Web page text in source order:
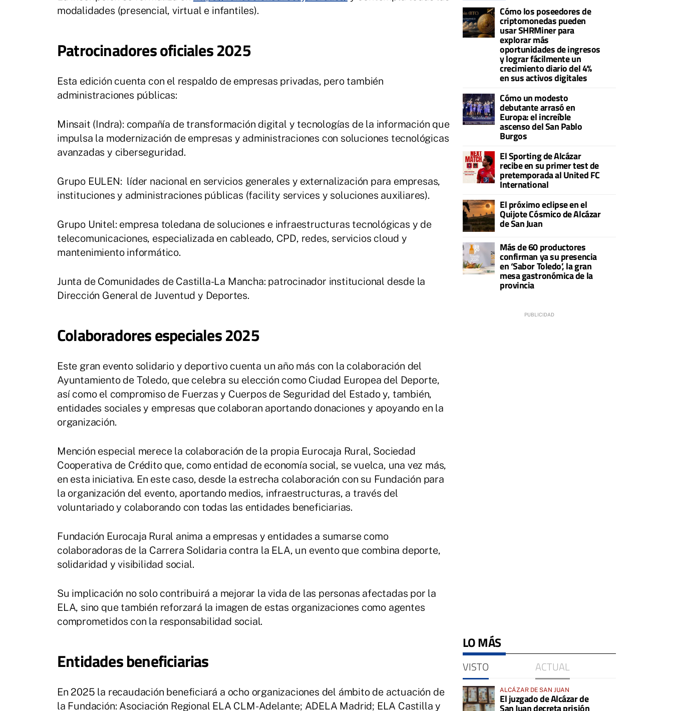
modalidades (presencial, virtual e infantiles).
Patrocinadores oficiales 2025
Esta edición cuenta con el respaldo de empresas privadas, pero también
administraciones públicas:
Minsait (Indra): compañía de transformación digital y tecnologías de la información que
impulsa la modernización de empresas y administraciones con soluciones tecnológicas
avanzadas y ciberseguridad.
Grupo EULEN: líder nacional en servicios generales y externalización para empresas,
instituciones y administraciones públicas (facility services y soluciones auxiliares).
Grupo Unitel: empresa toledana de soluciones e infraestructuras tecnológicas y de
telecomunicaciones, especializada en cableado, CPD, redes, servicios cloud y
mantenimiento informático.
Junta de Comunidades de Castilla-La Mancha: patrocinador institucional desde la
Dirección General de Juventud y Deportes.
Colaboradores especiales 2025
Este gran evento solidario y deportivo cuenta un año más con la colaboración del
Ayuntamiento de Toledo, que celebra su elección como Ciudad Europea del Deporte,
así como el compromiso de Fuerzas y Cuerpos de Seguridad del Estado y, también,
entidades sociales y empresas que colaboran aportando donaciones y apoyando en la
organización.
Mención especial merece la colaboración de la propia Eurocaja Rural, Sociedad
Cooperativa de Crédito que, como entidad de economía social, se vuelca, una vez más,
en esta iniciativa. En este caso, desde la estrecha colaboración con su Fundación para
la organización del evento, aportando medios, infraestructuras, a través del
voluntariado y colaborando con todas las entidades beneficiarias.
Fundación Eurocaja Rural anima a empresas y entidades a sumarse como
colaboradoras de la Carrera Solidaria contra la ELA, un evento que combina deporte,
solidaridad y visibilidad social.
Su implicación no solo contribuirá a mejorar la vida de las personas afectadas por la
ELA, sino que también reforzará la imagen de estas organizaciones como agentes
comprometidos con la responsabilidad social.
Entidades beneficiarias
En 2025 la recaudación beneficiará a ocho organizaciones del ámbito de actuación de
la Fundación: Asociación Regional ELA CLM-Adelante; ADELA Madrid; ELA Castilla y
Cómo los poseedores de
criptomonedas pueden
usar SHRMiner para
explorar más
oportunidades de ingresos
y lograr fácilmente un
crecimiento diario del 4%
en sus activos digitales
Cómo un modesto
debutante arrasó en
Europa: el increíble
ascenso del San Pablo
Burgos
El Sporting de Alcázar
recibe en su primer test de
pretemporada al United FC
International
El próximo eclipse en el
Quijote Cósmico de Alcázar
de San Juan
Más de 60 productores
confirman ya su presencia
en ‘Sabor Toledo’, la gran
mesa gastronómica de la
provincia
LO MÁS
VISTO ACTUAL
ALCÁZAR DE SAN JUAN
El juzgado de Alcázar de
San Juan decreta prisión